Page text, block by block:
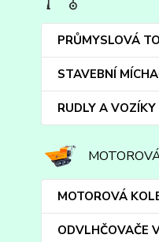
PRŮMYSLOVÁ
STAVEBNÍ
RUDLY A VOZÍKY
MOTOROVÁ
ODVLHČOVAČE